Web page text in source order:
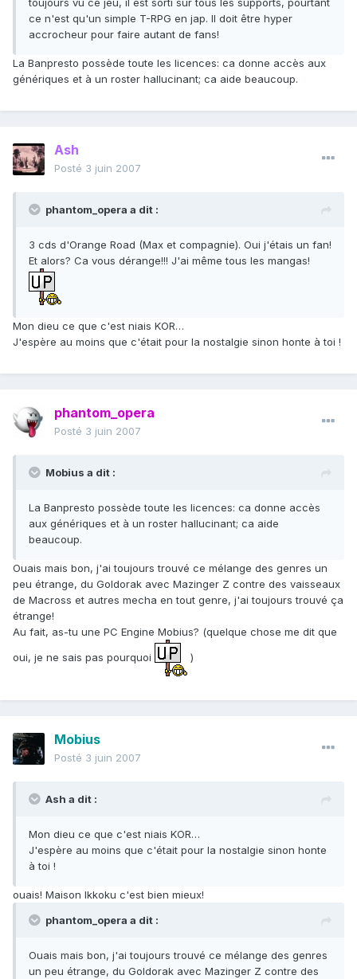
toujours vu ce jeu, il est sorti sur tous les supports, pourtant
ce n'est qu'un simple T-RPG en jap. Il doit être hyper
accrocheur pour faire autant de fans!
La Banpresto possède toute les licences: ca donne accès aux
génériques et à un roster hallucinant; ca aide beaucoup.
Ash
Posté 3 juin 2007
phantom_opera a dit :
3 cds d'Orange Road (Max et compagnie). Oui j'étais un fan!
Et alors? Ca vous dérange!!! J'ai même tous les mangas!
Mon dieu ce que c'est niais KOR…
J'espère au moins que c'était pour la nostalgie sinon honte à toi !
phantom_opera
Posté 3 juin 2007
Mobius a dit :
La Banpresto possède toute les licences: ca donne accès
aux génériques et à un roster hallucinant; ca aide
beaucoup.
Ouais mais bon, j'ai toujours trouvé ce mélange des genres un
peu étrange, du Goldorak avec Mazinger Z contre des vaisseaux
de Macross et autres mecha en tout genre, j'ai toujours trouvé ça
étrange!
Au fait, as-tu une PC Engine Mobius? (quelque chose me dit que
oui, je ne sais pas pourquoi
)
Mobius
Posté 3 juin 2007
Ash a dit :
Mon dieu ce que c'est niais KOR…
J'espère au moins que c'était pour la nostalgie sinon honte
à toi !
ouais! Maison Ikkoku c'est bien mieux!
phantom_opera a dit :
Ouais mais bon, j'ai toujours trouvé ce mélange des genres
un peu étrange, du Goldorak avec Mazinger Z contre des